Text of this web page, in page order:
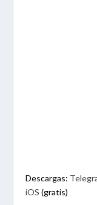
Descargas:
iOS (gratis)